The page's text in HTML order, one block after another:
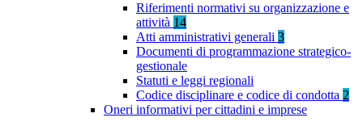
Riferimenti normativi su organizzazione e
attività 14
Atti amministrativi generali 3
Documenti di programmazione strategico-
gestionale
Statuti e leggi regionali
Codice disciplinare e codice di condotta 2
Oneri informativi per cittadini e imprese